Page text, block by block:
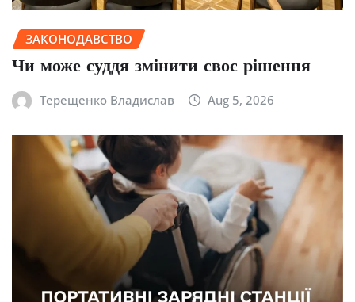
ЗАКОНОДАВСТВО
Чи може суддя змінити своє рішення
Терещенко Владислав Aug 5, 2026